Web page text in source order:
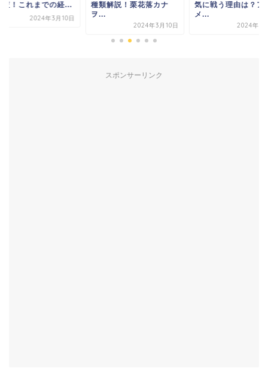
査！これまでの経...
2024年3月10日
種類解説！栗花落カナ
ヲ...
2024年3月10日
気に戦う理由は？ア
メ...
2024年3
スポンサーリンク